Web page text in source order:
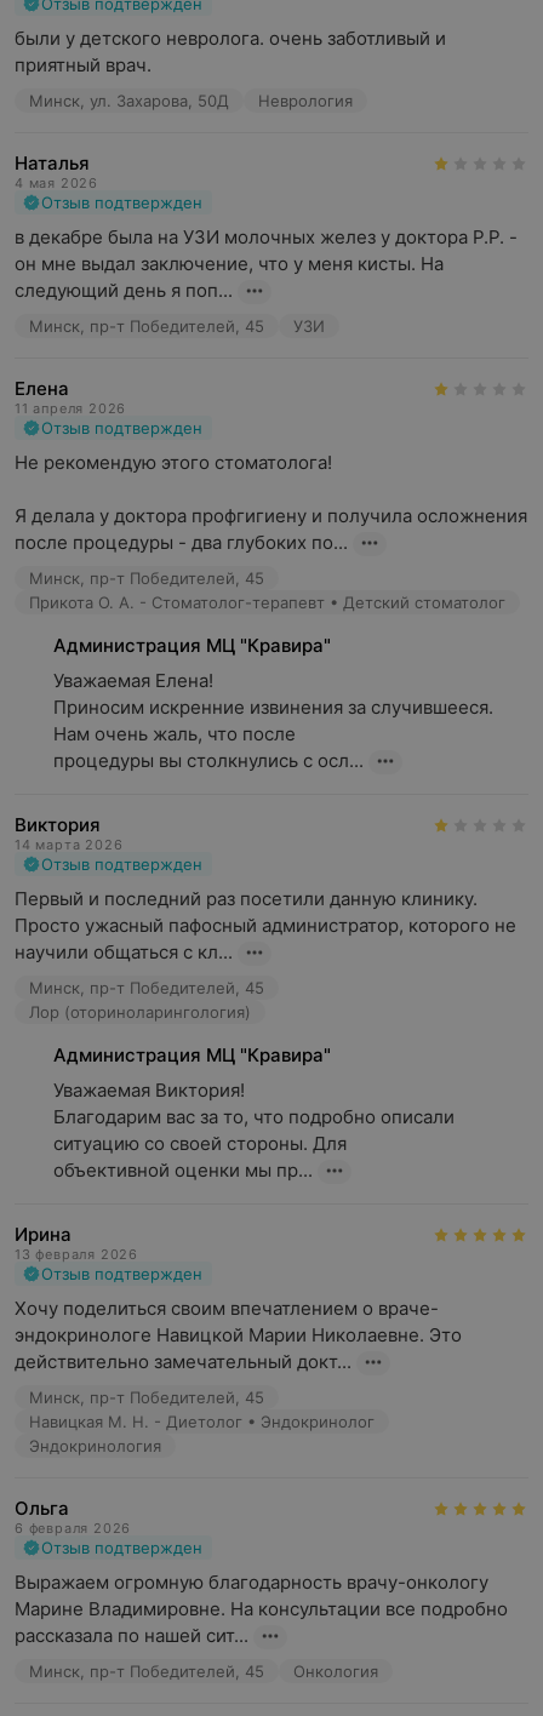
были у детского невролога. очень заботливый и
приятный врач.
Минск, ул. Захарова, 50Д Неврология
Наталья
4 мая 2026
Отзыв подтвержден
в декабре была на УЗИ молочных желез у доктора Р.Р. -
он мне выдал заключение, что у меня кисты. На
следующий день я поп...
Минск, пр-т Победителей, 45 УЗИ
Елена
11 апреля 2026
Отзыв подтвержден
Не рекомендую этого стоматолога!
Я делала у доктора профгигиену и получила осложнения
после процедуры - два глубоких по...
Минск, пр-т Победителей, 45
Прикота О. А. - Стоматолог-терапевт • Детский стоматолог
Администрация МЦ "Кравира"
Уважаемая Елена!
Приносим искренние извинения за случившееся.
Нам очень жаль, что после
процедуры вы столкнулись с осл...
Виктория
14 марта 2026
Отзыв подтвержден
Первый и последний раз посетили данную клинику.
Просто ужасный пафосный администратор, которого не
научили общаться с кл...
Минск, пр-т Победителей, 45
Лор (оториноларингология)
Администрация МЦ "Кравира"
Уважаемая Виктория!
Благодарим вас за то, что подробно описали
ситуацию со своей стороны. Для
объективной оценки мы пр...
Ирина
13 февраля 2026
Отзыв подтвержден
Хочу поделиться своим впечатлением о враче-
эндокринологе Навицкой Марии Николаевне. Это
действительно замечательный докт...
Минск, пр-т Победителей, 45
Навицкая М. Н. - Диетолог • Эндокринолог
Эндокринология
Ольга
6 февраля 2026
Отзыв подтвержден
Выражаем огромную благодарность врачу-онкологу
Марине Владимировне. На консультации все подробно
рассказала по нашей сит...
Минск, пр-т Победителей, 45 Онкология